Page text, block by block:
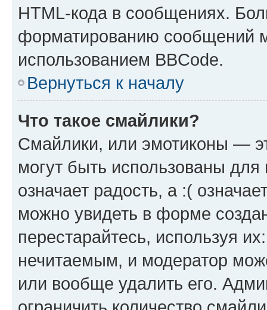
HTML-кода в сообщениях.
форматированию сообщений
использованием BBCode.
Вернуться к началу
Что такое смайлики?
Смайлики, или эмотиконы —
могут быть использованы
означает радость, а :(
можно увидеть в форме
перестарайтесь, используя
нечитаемым, и модератор
или вообще удалить его.